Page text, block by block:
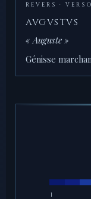
REVERS · VERSO
AVGVSTVS
« Auguste »
Génisse
1